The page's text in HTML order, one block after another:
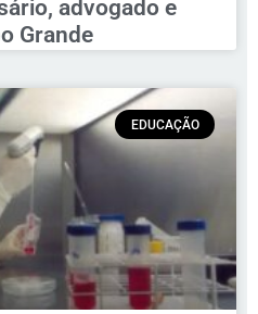
advogado e
Grande
EDUCAÇÃO